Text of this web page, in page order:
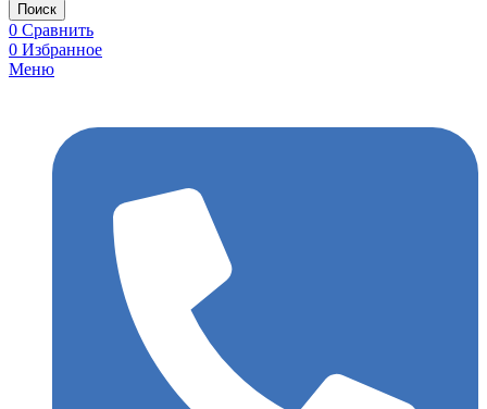
Поиск
0 Сравнить
0 Избранное
Меню